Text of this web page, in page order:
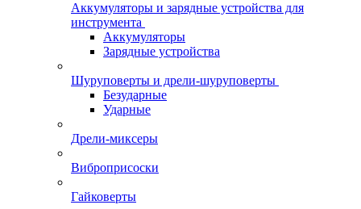
Аккумуляторы и зарядные устройства для
инструмента
Аккумуляторы
Зарядные устройства
Шуруповерты и дрели-шуруповерты
Безударные
Ударные
Дрели-миксеры
Виброприсоски
Гайковерты